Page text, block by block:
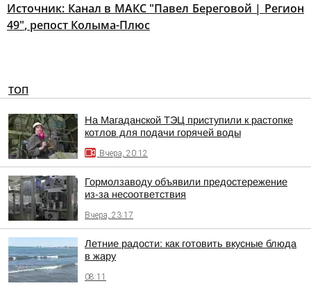
Источник: Канал в МАКС "Павел Береговой | Регион
49", репост Колыма-Плюс
ТОП
На Магаданской ТЭЦ приступили к растопке
котлов для подачи горячей воды
Вчера, 20:12
Гормолзаводу объявили предостережение
из-за несоответствия
Вчера, 23:17
Летние радости: как готовить вкусные блюда
в жару
08:11